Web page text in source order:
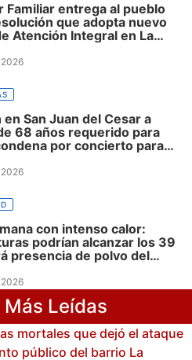
Familiar entrega al pueblo
que adopta nuevo
Atención Integral en La
San Juan del Cesar a
68 años requerido para
por concierto para
con intenso calor:
podrían alcanzar los 39
presencia de polvo del
Leídas
mortales que dejó el ataque
público del barrio La